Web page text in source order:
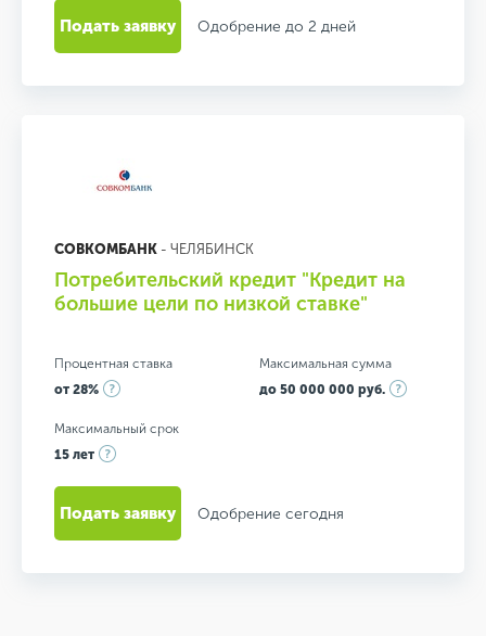
Подать заявку Одобрение до 2 дней
СОВКОМБАНК - ЧЕЛЯБИНСК
Потребительский кредит "Кредит на
большие цели по низкой ставке"
Процентная ставка
от 28%
Максимальная сумма
до 50 000 000 руб.
Максимальный срок
15 лет
Подать заявку Одобрение сегодня